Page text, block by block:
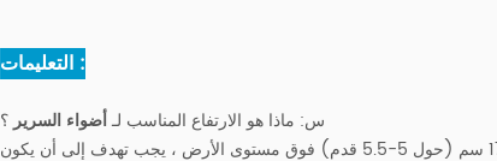
التعليمات :
س: ماذا هو الارتفاع المناسب لـأضواء السرير ؟
مصابيح الحائط بشكل طبيعي يجب يتم وضعها حول 152-170 سم (حول 5-5.5 قدم) فوق مستوى الأرض ، يجب تهدف إلى أن يكون